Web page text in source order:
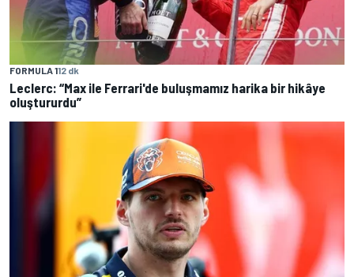
FORMULA 112 dk
Leclerc: “Max ile Ferrari'de buluşmamız harika bir hikâye
oluştururdu”